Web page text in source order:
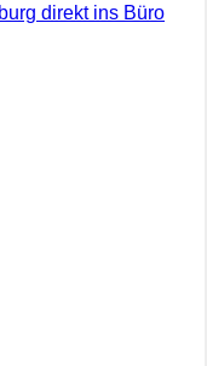
direkt ins Büro